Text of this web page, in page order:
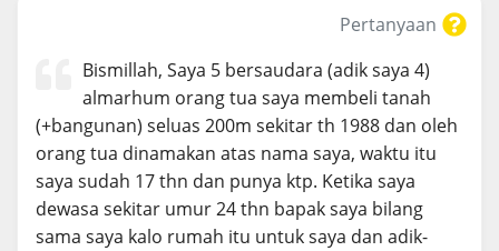
Pertanyaan
Bismillah, Saya 5 bersaudara (adik saya 4)
almarhum orang tua saya membeli tanah
(+bangunan) seluas 200m sekitar th 1988 dan oleh
orang tua dinamakan atas nama saya, waktu itu
saya sudah 17 thn dan punya ktp. Ketika saya
dewasa sekitar umur 24 thn bapak saya bilang
sama saya kalo rumah itu untuk saya dan adik-